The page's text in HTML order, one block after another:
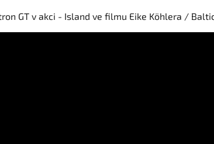
GT v akci - Island ve filmu Eike Köhlera /